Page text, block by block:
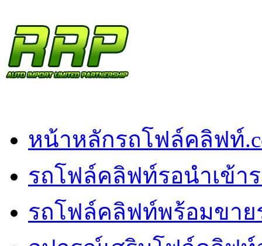
หน้าหลักรถโฟล์คลิฟท์
รถโฟล์คลิฟท์รอนำเข้า
รถโฟล์คลิฟท์พร้อมขาย